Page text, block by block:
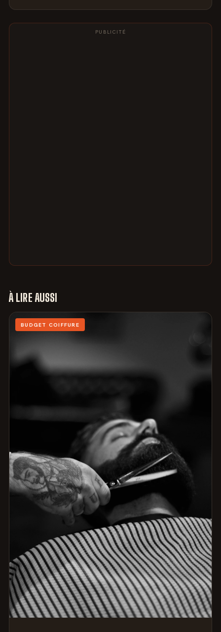
PUBLICITÉ
À LIRE AUSSI
BUDGET COIFFURE